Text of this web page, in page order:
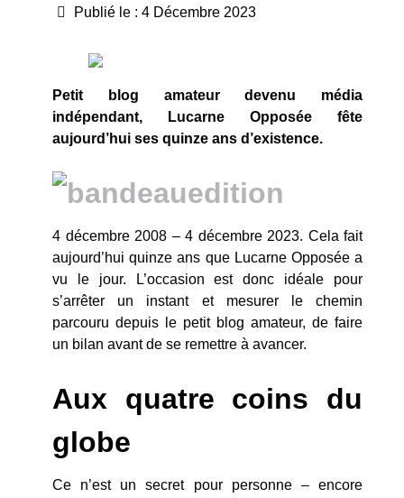
Publié le : 4 Décembre 2023
Petit blog amateur devenu média
indépendant, Lucarne Opposée fête
aujourd’hui ses quinze ans d’existence.
4 décembre 2008 – 4 décembre 2023. Cela fait
aujourd’hui quinze ans que Lucarne Opposée a
vu le jour. L’occasion est donc idéale pour
s’arrêter un instant et mesurer le chemin
parcouru depuis le petit blog amateur, de faire
un bilan avant de se remettre à avancer.
Aux quatre coins du
globe
Ce n’est un secret pour personne – encore